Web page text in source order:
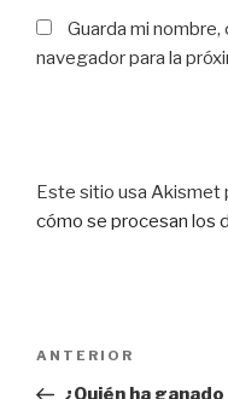
Guarda mi
navegador para la
Este sitio usa Akismet
cómo se procesan los
Entrada
anterior:
ANTERIOR
¿Quién ha